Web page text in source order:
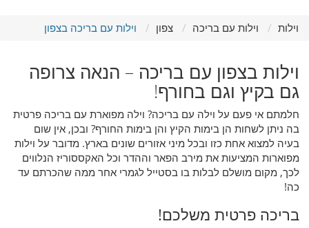
וילות וילות עם בריכה צפון וילות עם בריכה בצפון
וילות בצפון עם בריכה – הנאה צרופה
גם בקיץ וגם בחורף!
חלמתם אי פעם על וילה עם בריכה? וילה מפוארת עם בריכה פרטית
בה ניתן לשחות הן בימות הקיץ והן בימות החורף? ובכן, אין שום
בעיה למצוא אחת כזו ובכל מיני אזורים שונים בארץ. מדובר על וילות
מפוארות המציעות את מירב הפאר וההדר וכל האקססוריז הנלווים
לכך, מקום מושלם לבלות בו בסטייל לגמרי אחר ממה שהכרתם עד
כה!
בריכה פרטית משלכם!